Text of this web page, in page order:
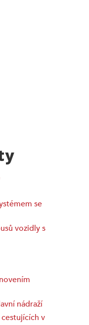
se
vozidly s
nádraží
v